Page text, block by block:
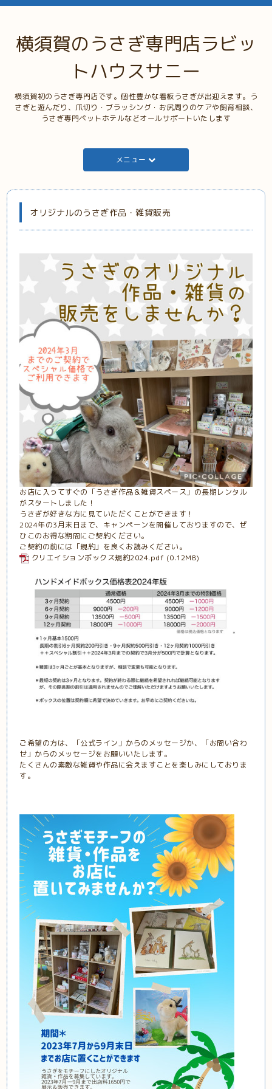
横須賀のうさぎ専門店ラビッ
トハウスサニー
横須賀初のうさぎ専門店です。個性豊かな看板うさぎが出迎えます。う
さぎと遊んだり、爪切り・ブラッシング・お尻周りのケアや飼育相談、
うさぎ専門ペットホテルなどオールサポートいたします
メニュー
オリジナルのうさぎ作品・雑貨販売
お店に入ってすぐの「うさぎ作品＆雑貨スペース」の長期レンタル
がスタートしました！
うさぎが好きな方に見ていただくことができます！
2024年の3月末日まで、キャンペーンを開催しておりますので、ぜ
ひこのお得な期間にご契約ください。
ご契約の前には「規約」を良くお読みください。
クリエイションボックス規約2024.pdf (0.12MB)
ご希望の方は、「公式ライン」からのメッセージか、「お問い合わ
せ」からのメッセージをお願いいたします。
たくさんの素敵な雑貨や作品に会えますことを楽しみにしておりま
す。